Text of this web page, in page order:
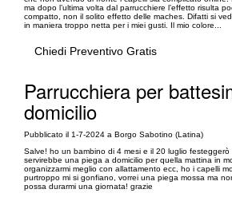
ma dopo l’ultima volta dal parrucchiere l’effetto risulta
compatto, non il solito effetto delle maches. Difatti si
in maniera troppo netta per i miei gusti. Il mio colore...
Chiedi Preventivo Gratis
Parrucchiera per
domicilio
Pubblicato il 1-7-2024 a Borgo Sabotino (Latina)
Salve! ho un bambino di 4 mesi e il 20 luglio festeggerò
servirebbe una piega a domicilio per quella mattina in
organizzarmi meglio con allattamento ecc, ho i capelli
purtroppo mi si gonfiano, vorrei una piega mossa ma
possa durarmi una giornata! grazie